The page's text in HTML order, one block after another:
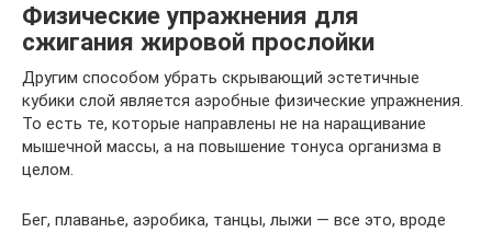
Физические упражнения для
сжигания жировой прослойки
Другим способом убрать скрывающий эстетичные
кубики слой является аэробные физические упражнения.
То есть те, которые направлены не на наращивание
мышечной массы, а на повышение тонуса организма в
целом.
Бег, плаванье, аэробика, танцы, лыжи — все это, вроде